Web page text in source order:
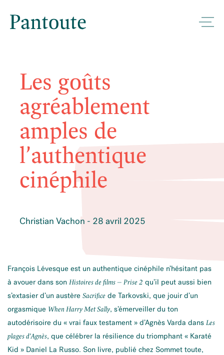
Les goûts
agréablement
amples de
l’authentique
cinéphile
Christian Vachon - 28 avril 2025
François Lévesque est un authentique cinéphile n’hésitant pas
à avouer dans son Histoires de films – Prise 2 qu’il peut aussi bien
s’extasier d’un austère Sacrifice de Tarkovski, que jouir d’un
orgasmique When Harry Met Sally, s’émerveiller du ton
autodérisoire du « vrai faux testament » d’Agnès Varda dans Les
plages d’Agnès, que célébrer la résilience du triomphant « Karaté
Kid » Daniel La Russo. Son livre, publié chez Sommet toute,